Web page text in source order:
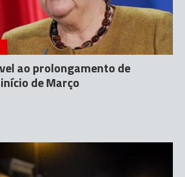
ao prolongamento de
de Março